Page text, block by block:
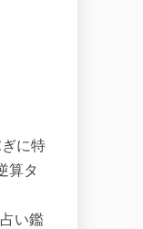
に特
算タ
い鑑